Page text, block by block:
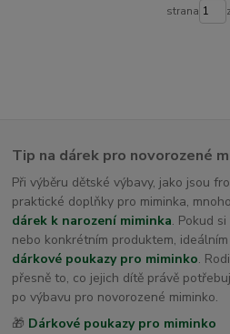
strana
Tip na dárek pro novorozené
Při výběru dětské výbavy, jako jsou
praktické doplňky pro miminka,
dárek k narození miminka. Pokud
nebo konkrétním produktem,
dárkové poukazy pro miminko.
přesně to, co jejich dítě právě
po výbavu pro novorozené miminko.
🎁 Dárkové poukazy pro miminko